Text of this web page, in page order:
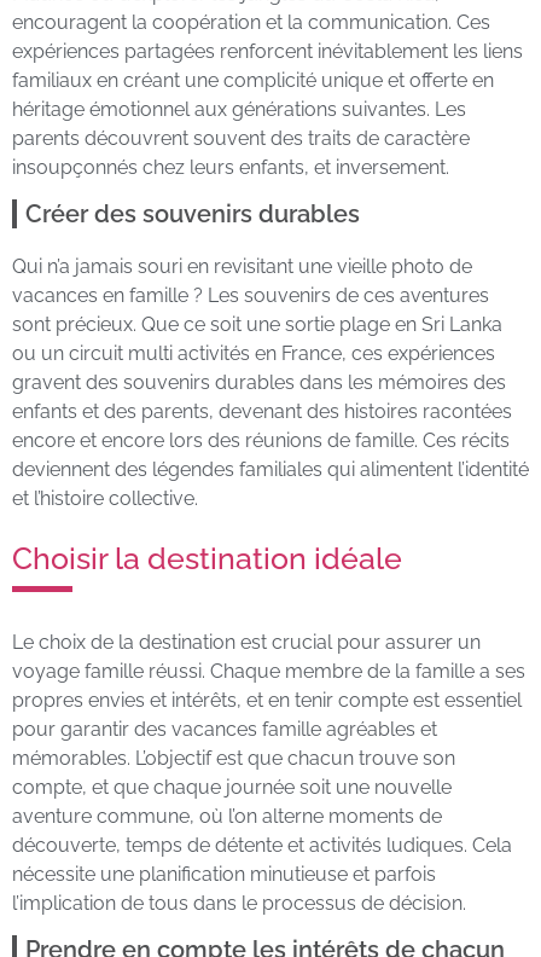
encouragent la coopération et la communication. Ces
expériences partagées renforcent inévitablement les liens
familiaux en créant une complicité unique et offerte en
héritage émotionnel aux générations suivantes. Les
parents découvrent souvent des traits de caractère
insoupçonnés chez leurs enfants, et inversement.
Créer des souvenirs durables
Qui n’a jamais souri en revisitant une vieille photo de
vacances en famille ? Les souvenirs de ces aventures
sont précieux. Que ce soit une sortie plage en Sri Lanka
ou un circuit multi activités en France, ces expériences
gravent des souvenirs durables dans les mémoires des
enfants et des parents, devenant des histoires racontées
encore et encore lors des réunions de famille. Ces récits
deviennent des légendes familiales qui alimentent l’identité
et l’histoire collective.
Choisir la destination idéale
Le choix de la destination est crucial pour assurer un
voyage famille réussi. Chaque membre de la famille a ses
propres envies et intérêts, et en tenir compte est essentiel
pour garantir des vacances famille agréables et
mémorables. L’objectif est que chacun trouve son
compte, et que chaque journée soit une nouvelle
aventure commune, où l’on alterne moments de
découverte, temps de détente et activités ludiques. Cela
nécessite une planification minutieuse et parfois
l’implication de tous dans le processus de décision.
Prendre en compte les intérêts de chacun